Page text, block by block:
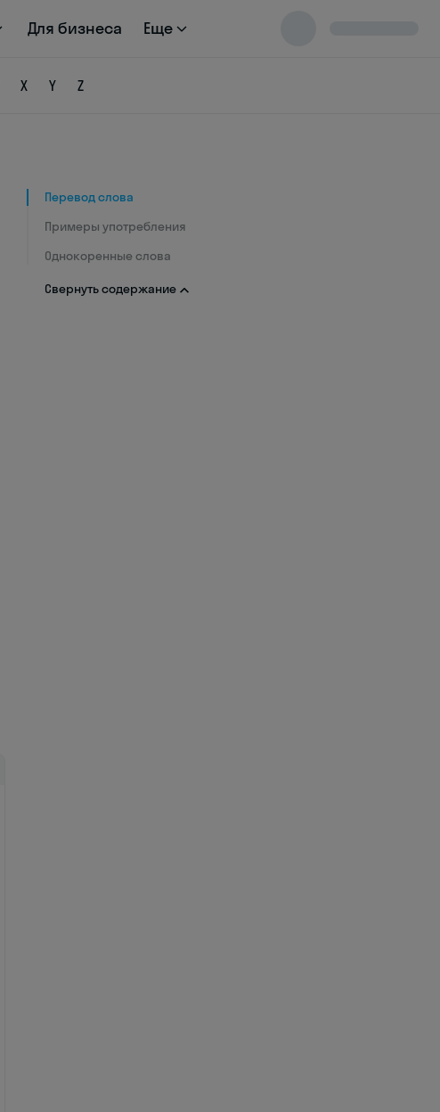
Для бизнеса Еще
X Y Z
Перевод слова
Примеры употребления
Однокоренные слова
Свернуть содержание